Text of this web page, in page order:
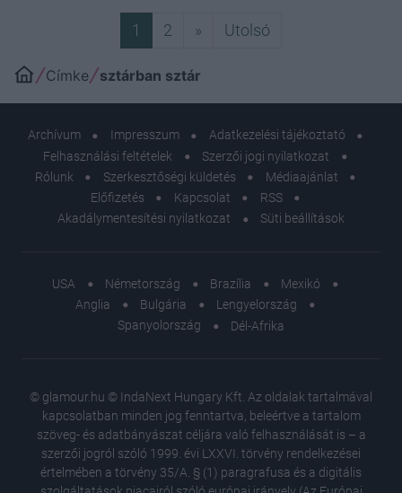
1 2 » Következő
Utolsó
Címke sztárban sztár
Archívum Impresszum
Adatkezelési tájékoztató
Felhasználási feltételek
Szerzői jogi nyilatkozat
Rólunk
Szerkesztőségi küldetés
Médiaajánlat
Előfizetés
Kapcsolat
RSS
Akadálymentesítési nyilatkozat
Süti beállítások
USA Németország Brazília
Mexikó
Anglia
Bulgária
Lengyelország
Spanyolország
Dél-Afrika
© glamour.hu © IndaNext Hungary Kft. Az oldalak tartalmával
kapcsolatban minden jog fenntartva, beleértve a tartalom
szöveg- és adatbányászat céljára való felhasználását is – a
szerzői jogról szóló 1999. évi LXXVI. törvény rendelkezései
értelmében a törvény 35/A. § (1) paragrafusa és a digitális